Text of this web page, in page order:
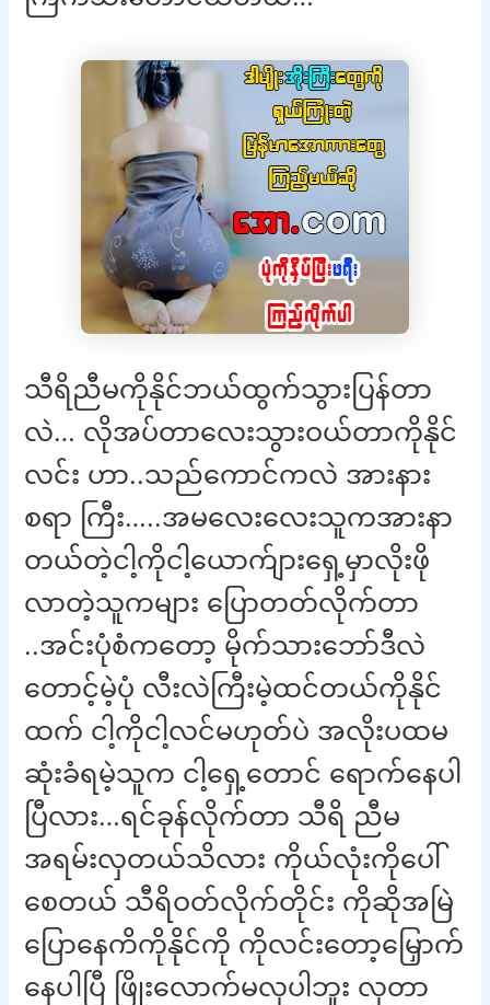
သီရိညီမကိုနိုင်ဘယ်ထွက်သွားပြန်တာ
လဲ… လိုအပ်တာလေးသွားဝယ်တာကိုနိုင်
လင်း ဟာ..သည်ကောင်ကလဲ အားနား
စရာ ကြီး…..အမလေးလေးသူကအားနာ
တယ်တဲ့ငါ့ကိုငါ့ယောက်ျားရှေ့မှာလိုးဖို
လာတဲ့သူကများ ပြောတတ်လိုက်တာ
..အင်းပုံစံကတော့ မိုက်သားဘော်ဒီလဲ
တောင့်မဲ့ပုံ လီးလဲကြီးမဲ့ထင်တယ်ကိုနိုင်
ထက် ငါ့ကိုငါ့လင်မဟုတ်ပဲ အလိုးပထမ
ဆုံးခံရမဲ့သူက ငါ့ရှေ့တောင် ရောက်နေပါ
ပြီလား…ရင်ခုန်လိုက်တာ သီရိ ညီမ
အရမ်းလှတယ်သိလား ကိုယ်လုံးကိုပေါ်
စေတယ် သီရိဝတ်လိုက်တိုင်း ကိုဆိုအမြဲ
ပြောနေကိကိုနိုင်ကို ကိုလင်းတော့မြှောက်
နေပါပြီ ဖြိုးလောက်မလှပါဘူး လှတာ